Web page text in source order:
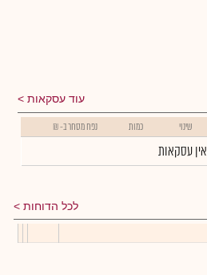
עוד עסקאות
שינוי כמות נפח מסחר ב- ₪
אין עסקאות
לכל הדוחות